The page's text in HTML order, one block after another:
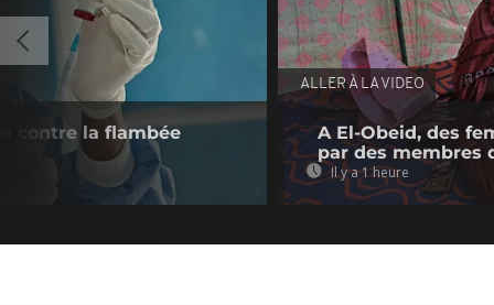
contre la flambée
ALLER À LA VIDEO
A El-Obeid, des
par des membres
Il y a 1 heure